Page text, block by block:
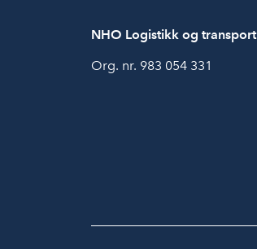
NHO Logistikk og transport
Org. nr. 983 054 331